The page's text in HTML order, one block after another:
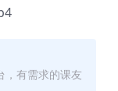
，有需求的课友